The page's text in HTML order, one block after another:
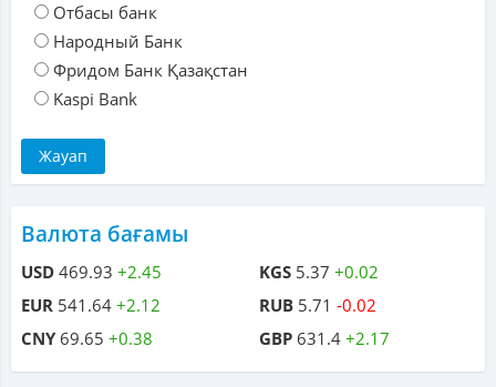
Отбасы банк
Народный Банк
Фридом Банк Қазақстан
Kaspi Bank
Валюта бағамы
USD 469.93 +2.45
EUR 541.64 +2.12
CNY69.65 +0.38
KGS 5.37 +0.02
RUB 5.71 -0.02
GBP 631.4 +2.17